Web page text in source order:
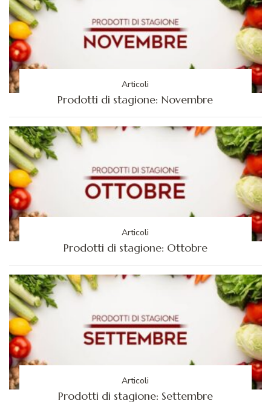
Articoli
Prodotti di stagione: Novembre
Articoli
Prodotti di stagione: Ottobre
Articoli
Prodotti di stagione: Settembre